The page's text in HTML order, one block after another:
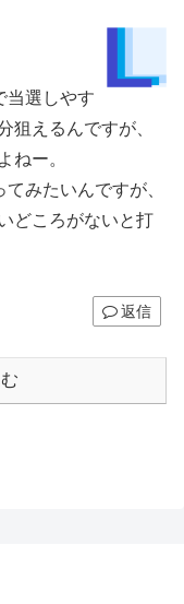
当選しやす
狙えるんですが、
ねー。
みたいんですが、
どころがないと打
返信